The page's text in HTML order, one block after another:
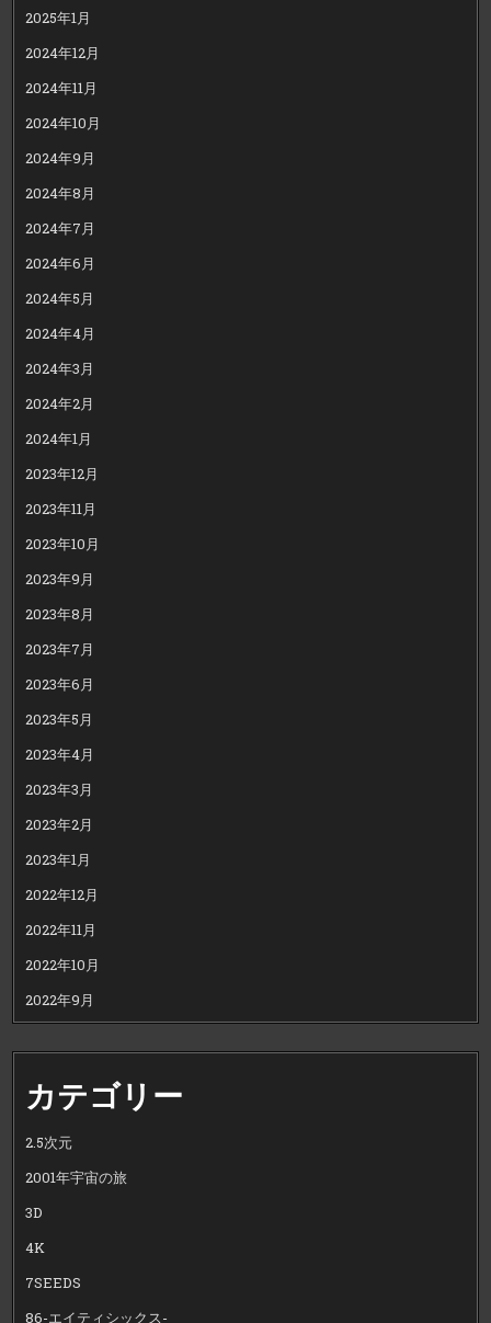
2025年1月
2024年12月
2024年11月
2024年10月
2024年9月
2024年8月
2024年7月
2024年6月
2024年5月
2024年4月
2024年3月
2024年2月
2024年1月
2023年12月
2023年11月
2023年10月
2023年9月
2023年8月
2023年7月
2023年6月
2023年5月
2023年4月
2023年3月
2023年2月
2023年1月
2022年12月
2022年11月
2022年10月
2022年9月
カテゴリー
2.5次元
2001年宇宙の旅
3D
4K
7SEEDS
86-エイティシックス-